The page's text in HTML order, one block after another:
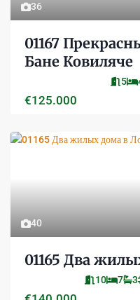
36
01167
Бане Ковиляче
5
€125.000
40
01165 Два
10 7 3